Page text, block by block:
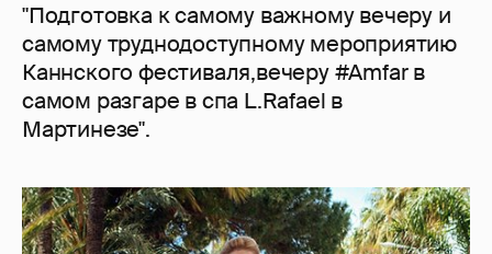
"Подготовка к самому важному вечеру и
самому труднодоступному мероприятию
Каннского фестиваля,вечеру #Amfar в
самом разгаре в спа L.Rafael в
Мартинезе".